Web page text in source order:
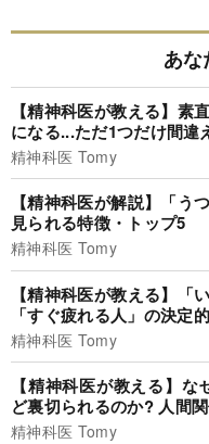
あ
【精神科医が教える】素
になる...ただ1つだけ間違
精神科医 Tomy
【精神科医が解説】「う
見られる特徴・トップ5
精神科医 Tomy
【精神科医が教える】「
「すぐ疲れる人」の決定
精神科医 Tomy
【精神科医が教える】
ど裏切られるのか? 人間
精神科医 Tomy